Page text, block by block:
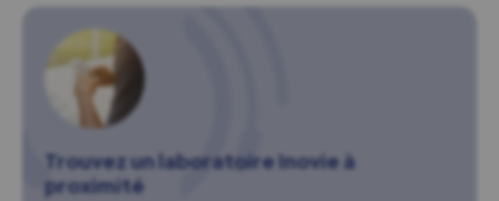
Trouvez un laboratoire Inovie à
proximité